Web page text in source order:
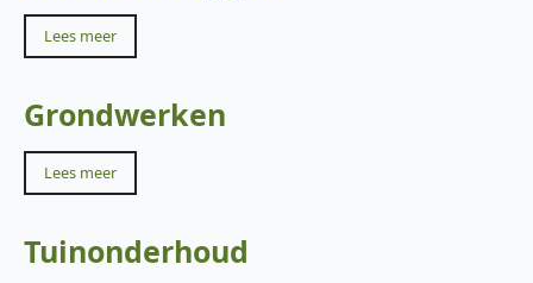
Lees meer
Grondwerken
Lees meer
Tuinonderhoud